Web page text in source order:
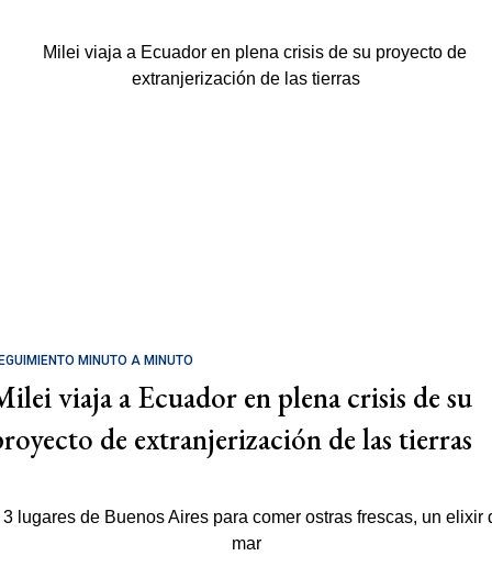
MINUTO A MINUTO
viaja a Ecuador en plena crisis de su
de extranjerización de las tierras